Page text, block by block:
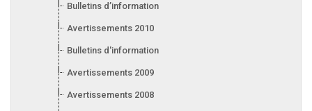
Bulletins d’information 2011
Avertissements 2010
Bulletins d'information 2010
Avertissements 2009
Avertissements 2008